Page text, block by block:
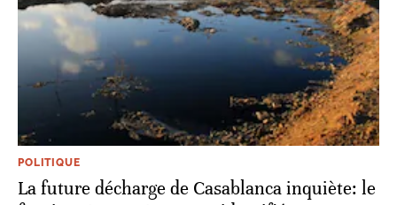
POLITIQUE
La future décharge de Casablanca inquiète: le